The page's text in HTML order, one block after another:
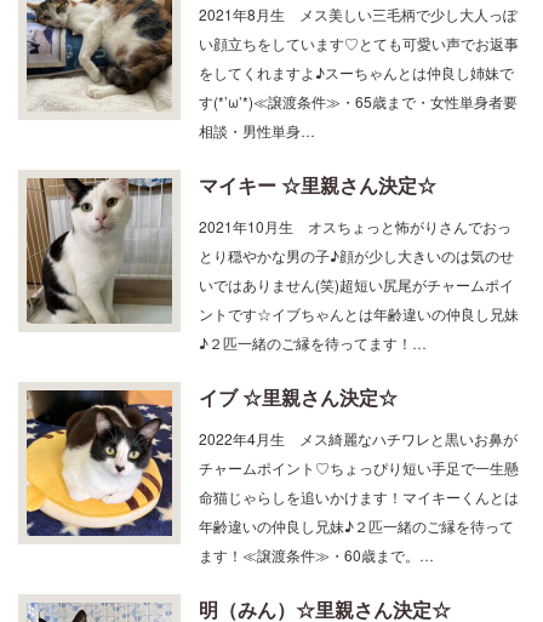
い顔立ちをしています♡とても可愛い声でお返事
をしてくれますよ♪スーちゃんとは仲良し姉妹で
す(*’ω’*)≪譲渡条件≫・65歳まで・女性単身者要
相談・男性単身…
2021年10月生 オスちょっと怖がりさんでおっ
とり穏やかな男の子♪顔が少し大きいのは気のせ
いではありません(笑)超短い尻尾がチャームポイ
ントです☆イブちゃんとは年齢違いの仲良し兄妹
♪２匹一緒のご縁を待ってます！…
2022年4月生 メス綺麗なハチワレと黒いお鼻が
チャームポイント♡ちょっぴり短い手足で一生懸
命猫じゃらしを追いかけます！マイキーくんとは
年齢違いの仲良し兄妹♪２匹一緒のご縁を待って
ます！≪譲渡条件≫・60歳まで。…